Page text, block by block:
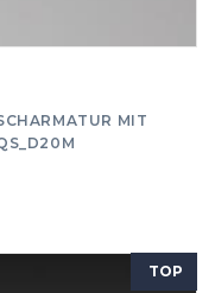
MIT
TOP